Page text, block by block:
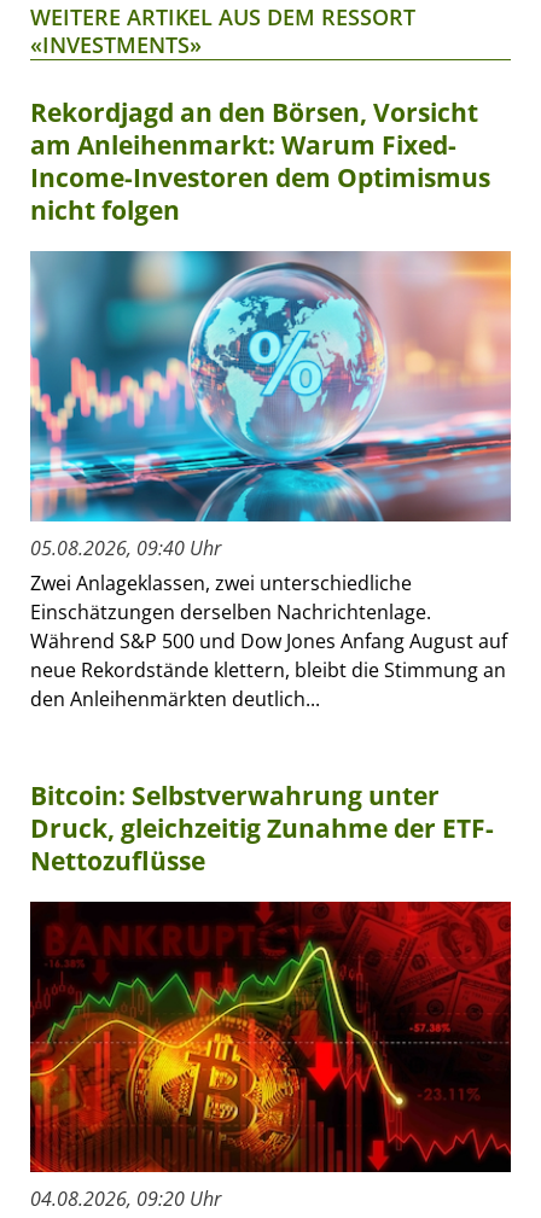
WEITERE ARTIKEL AUS DEM RESSORT
«INVESTMENTS»
Rekordjagd an den Börsen, Vorsicht
am Anleihenmarkt: Warum Fixed-
Income-Investoren dem Optimismus
nicht folgen
05.08.2026, 09:40 Uhr
Zwei Anlageklassen, zwei unterschiedliche
Einschätzungen derselben Nachrichtenlage.
Während S&P 500 und Dow Jones Anfang August auf
neue Rekordstände klettern, bleibt die Stimmung an
den Anleihenmärkten deutlich...
Bitcoin: Selbstverwahrung unter
Druck, gleichzeitig Zunahme der ETF-
Nettozuflüsse
04.08.2026, 09:20 Uhr